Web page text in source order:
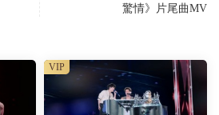
驚情》片尾曲MV
VIP